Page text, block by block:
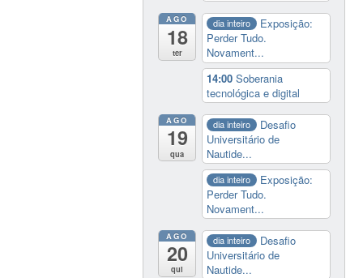
AGO
18
ter
dia inteiro
Exposição:
Perder Tudo.
Novament...
14:00Soberania
tecnológica e digital
AGO
19
qua
dia inteiro
Desafio
Universitário de
Nautide...
dia inteiro
Exposição:
Perder Tudo.
Novament...
AGO
20
qui
dia inteiro
Desafio
Universitário de
Nautide...